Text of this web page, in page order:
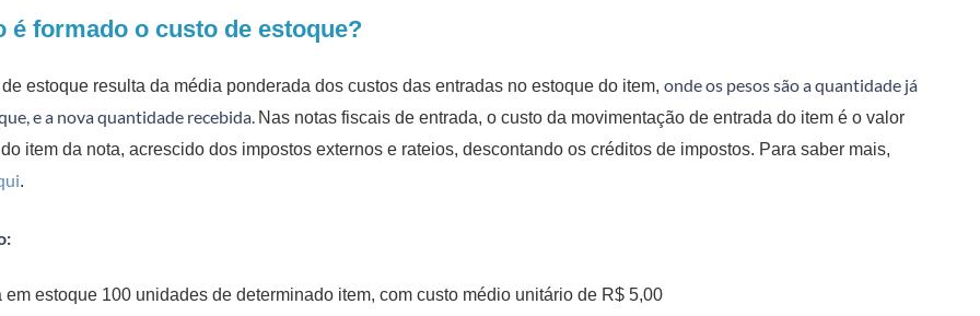
é formado o custo de estoque?
estoque resulta da média ponderada dos custos das entradas no estoque do item, onde os pesos são a quantidade já
e a nova quantidade recebida. Nas notas fiscais de entrada, o custo da movimentação de entrada do item é o valor
item da nota, acrescido dos impostos externos e rateios, descontando os créditos de impostos. Para saber mais,
.
em estoque 100 unidades de determinado item, com custo médio unitário de R$ 5,00